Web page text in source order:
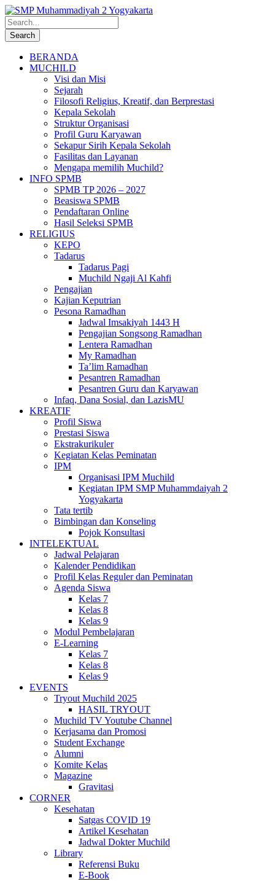
BERANDA
MUCHILD
Visi dan Misi
Sejarah
Filosofi Religius, Kreatif, dan Berprestasi
Kepala Sekolah
Struktur Organisasi
Profil Guru Karyawan
Sekapur Sirih Kepala Sekolah
Fasilitas dan Layanan
Mengapa memilih Muchild?
INFO SPMB
SPMB TP 2026 – 2027
Beasiswa SPMB
Pendaftaran Online
Hasil Seleksi SPMB
RELIGIUS
KEPO
Tadarus
Tadarus Pagi
Muchild Ngaji Al Kahfi
Pengajian
Kajian Keputrian
Pesona Ramadhan
Jadwal Imsakiyah 1443 H
Pengajian Songsong Ramadhan
Lentera Ramadhan
My Ramadhan
Ta’lim Ramadhan
Pesantren Ramadhan
Pesantren Guru dan Karyawan
Infaq, Dana Sosial, dan LazisMU
KREATIF
Profil Siswa
Prestasi Siswa
Ekstrakurikuler
Kegiatan Kelas Peminatan
IPM
Organisasi IPM Muchild
Kegiatan IPM SMP Muhammdaiyah 2
Yogyakarta
Tata tertib
Bimbingan dan Konseling
Pojok Konsultasi
INTELEKTUAL
Jadwal Pelajaran
Kalender Pendidikan
Profil Kelas Reguler dan Peminatan
Agenda Siswa
Kelas 7
Kelas 8
Kelas 9
Modul Pembelajaran
E-Learning
Kelas 7
Kelas 8
Kelas 9
EVENTS
Tryout Muchild 2025
HASIL TRYOUT
Muchild TV Youtube Channel
Kerjasama dan Promosi
Student Exchange
Alumni
Komite Kelas
Magazine
Gravitasi
CORNER
Kesehatan
Satgas COVID 19
Artikel Kesehatan
Jadwal Dokter Muchild
Library
Referensi Buku
E-Book